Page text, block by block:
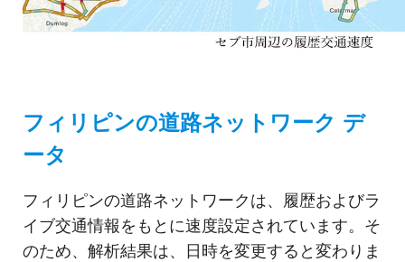
フィリピンの道路ネットワーク デ
ータ
フィリピンの道路ネットワークは、履歴およびラ
イブ交通情報をもとに速度設定されています。そ
のため、解析結果は、日時を変更すると変わりま